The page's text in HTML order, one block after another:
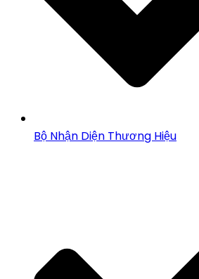
Bộ Nhận Diện Thương Hiệu